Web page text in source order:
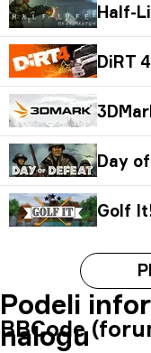
Half-
DiRT 4
Day
Golf
Podeli
nalogu
BBCode